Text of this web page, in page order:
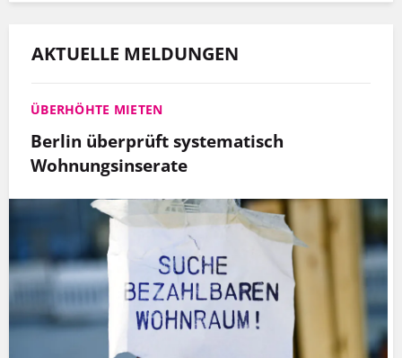
AKTUELLE MELDUNGEN
ÜBERHÖHTE MIETEN
Berlin überprüft systematisch
Wohnungsinserate